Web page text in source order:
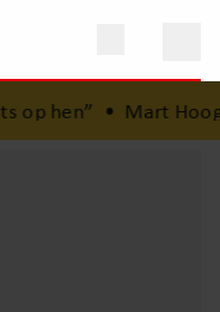
hen”•Mart